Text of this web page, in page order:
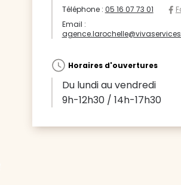
Téléphone : 05 16 07 73 01
Email :
Horaires d'ouvertures
Du lundi au vendredi
9h-12h30 / 14h-17h30